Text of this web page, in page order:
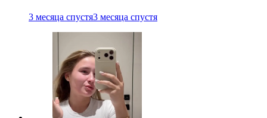
3 месяца спустя3 месяца спустя